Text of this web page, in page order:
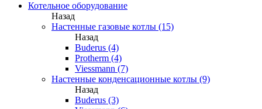
Котельное оборудование
Назад
Настенные газовые котлы (15)
Назад
Buderus (4)
Protherm (4)
Viessmann (7)
Настенные конденсационные котлы (9)
Назад
Buderus (3)